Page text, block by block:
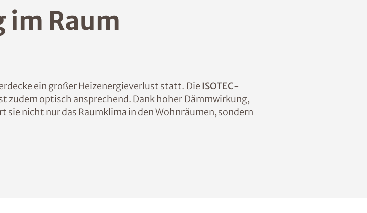
im Raum
ein großer Heizenergieverlust statt. Die ISOTEC-
zudem optisch ansprechend. Dank hoher Dämmwirkung,
nicht nur das Raumklima in den Wohnräumen, sondern